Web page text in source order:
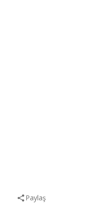
Paylaş